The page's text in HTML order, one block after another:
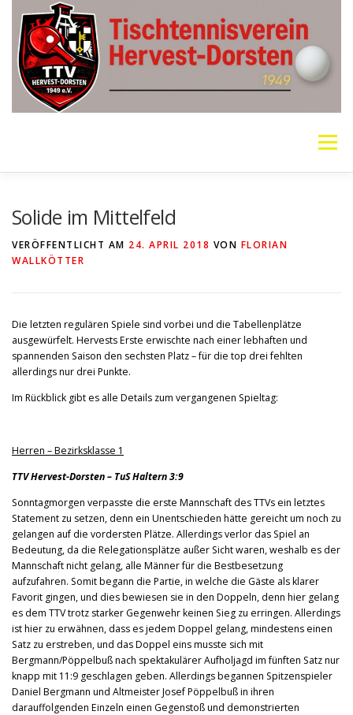
Inhalt
springen
Menü
PING PONG PARKINSON
SOCIAL MEDIA TT-NEWS WER SPIELT HEUTE?
Solide im Mittelfeld
VERÖFFENTLICHT AM 24. APRIL 2018 VON FLORIAN
WALLKÖTTER
Die letzten regulären Spiele sind vorbei und die Tabellenplätze
ausgewürfelt. Hervests Erste erwischte nach einer lebhaften und
spannenden Saison den sechsten Platz – für die top drei fehlten
allerdings nur drei Punkte.
Im Rückblick gibt es alle Details zum vergangenen Spieltag:
Herren – Bezirksklasse 1
TTV Hervest-Dorsten – TuS Haltern 3:9
Sonntagmorgen verpasste die erste Mannschaft des TTVs ein letztes
Statement zu setzen, denn ein Unentschieden hätte gereicht um noch zu
gelangen auf die vordersten Plätze. Allerdings verlor das Spiel an
Bedeutung, da die Relegationsplätze außer Sicht waren, weshalb es der
Mannschaft nicht gelang, alle Männer für die Bestbesetzung
aufzufahren. Somit begann die Partie, in welche die Gäste als klarer
Favorit gingen, und dies bewiesen sie in den Doppeln, denn hier gelang
es dem TTV trotz starker Gegenwehr keinen Sieg zu erringen. Allerdings
ist hier zu erwähnen, dass es jedem Doppel gelang, mindestens einen
Satz zu erstreben, und das Doppel eins musste sich mit
Bergmann/Pöppelbuß nach spektakulärer Aufholjagd im fünften Satz nur
knapp mit 11:9 geschlagen geben. Allerdings begannen Spitzenspieler
Daniel Bergmann und Altmeister Josef Pöppelbuß in ihren
darauffolgenden Einzeln einen Gegenstoß und demonstrierten